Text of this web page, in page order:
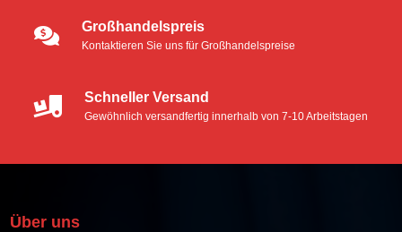
Großhandelspreis
Kontaktieren Sie uns für Großhandelspreise
Schneller Versand
Gewöhnlich versandfertig innerhalb von 7-10 Arbeitstagen
Über uns